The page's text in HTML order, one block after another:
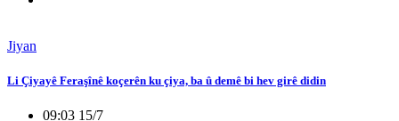
Jiyan
Li Çiyayê Feraşînê koçerên ku çiya, ba û demê bi hev girê didin
09:03 15/7